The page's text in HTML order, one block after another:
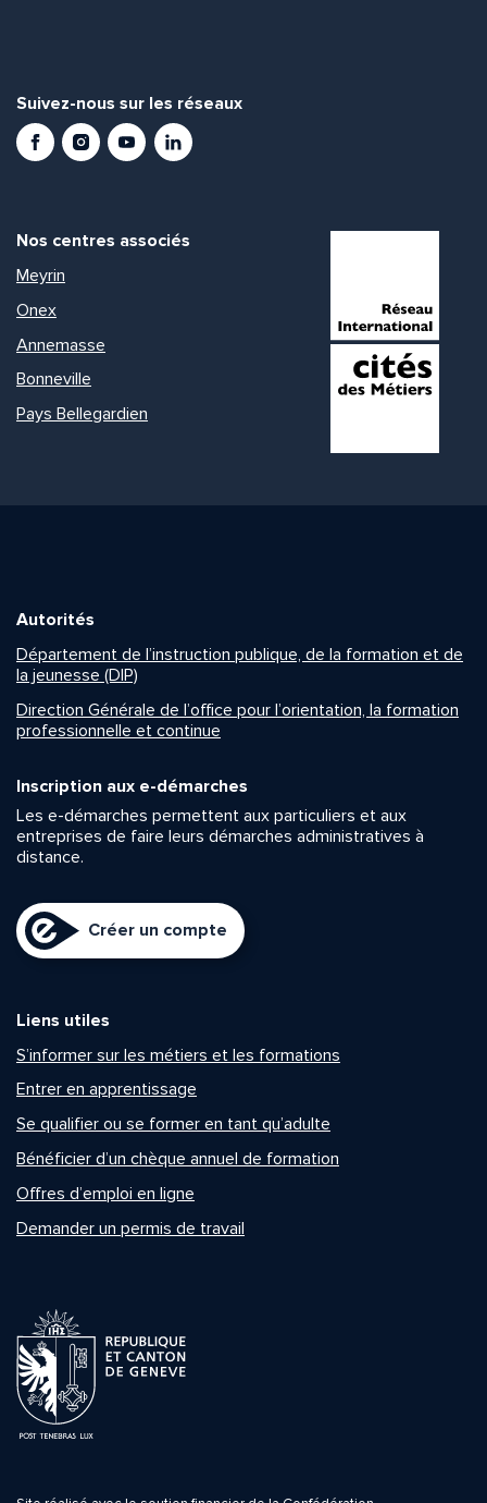
Suivez-nous sur les réseaux
FacebookInstagramYoutubeLinkedIn
Nos centres associés
Meyrin
Onex
Annemasse
Bonneville
Pays Bellegardien
Autorités
Département de l’instruction publique, de la formation et de
la jeunesse (DIP)
Direction Générale de l’office pour l’orientation, la formation
professionnelle et continue
Inscription aux e-démarches
Les e-démarches permettent aux particuliers et aux
entreprises de faire leurs démarches administratives à
distance.
Créer un compte
Liens utiles
S’informer sur les métiers et les formations
Entrer en apprentissage
Se qualifier ou se former en tant qu’adulte
Bénéficier d’un chèque annuel de formation
Offres d’emploi en ligne
Demander un permis de travail